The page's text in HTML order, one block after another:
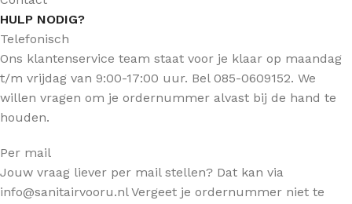
HULP NODIG?
Telefonisch
Ons klantenservice team staat voor je klaar op maandag
t/m vrijdag van 9:00-17:00 uur. Bel 085-0609152. We
willen vragen om je ordernummer alvast bij de hand te
houden.
Per mail
Jouw vraag liever per mail stellen? Dat kan via
info@sanitairvooru.nl Vergeet je ordernummer niet te